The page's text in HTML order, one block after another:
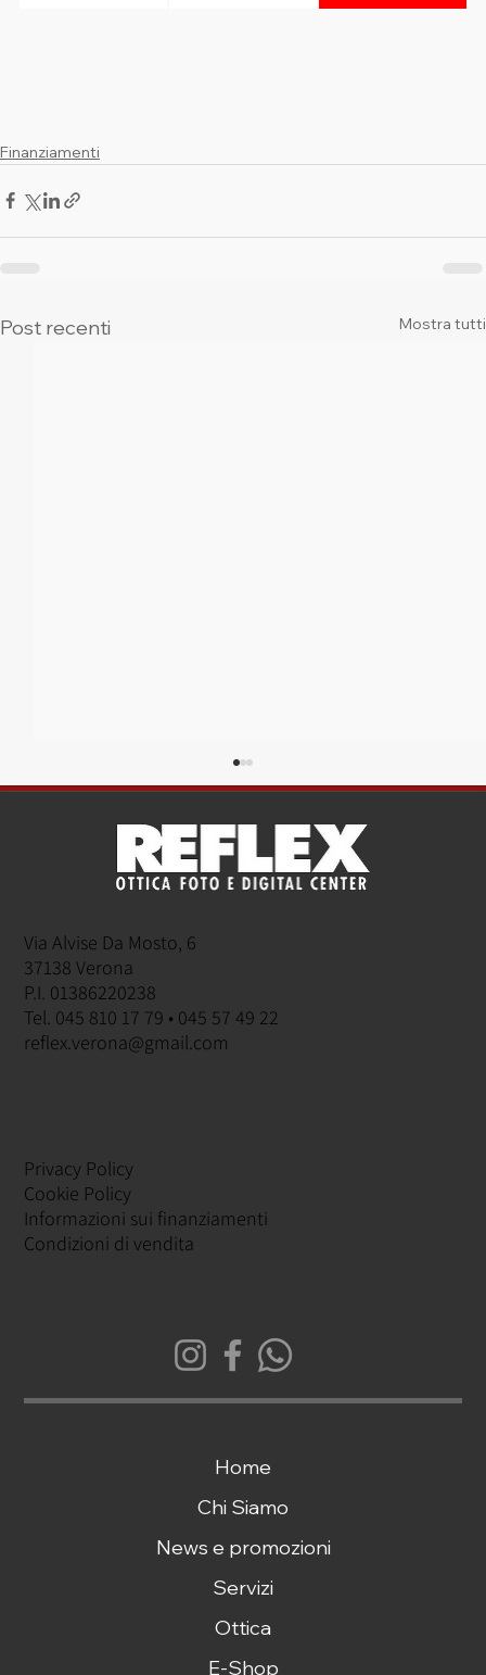
Finanziamenti
Post recenti Mostra tutti
Sony finanziamento tasso zero
Via Alvise Da Mosto, 6
37138 Verona
P.I. 01386220238
Tel. 045 810 17 79 • 045 57 49 22
reflex.verona@gmail.com
Privacy Policy
Cookie Policy
Informazioni sui finanziamenti
Condizioni di vendita
Home
Chi Siamo
News e promozioni
Servizi
Ottica
E-Shop